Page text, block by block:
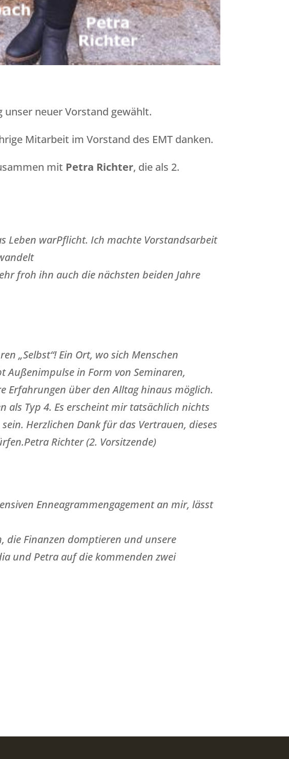
unser neuer Vorstand gewählt.
Mitarbeit im Vorstand des EMT danken.
mit Petra Richter, die als 2.
Leben warPflicht. Ich machte Vorstandsarbeit
froh ihn auch die nächsten beiden Jahre
„Selbst“! Ein Ort, wo sich Menschen
Außenimpulse in Form von Seminaren,
Erfahrungen über den Alltag hinaus möglich.
als Typ 4. Es erscheint mir tatsächlich nichts
Herzlichen Dank für das Vertrauen, dieses
Richter (2. Vorsitzende)
Enneagrammengagement an mir, lässt
die Finanzen domptieren und unsere
und Petra auf die kommenden zwei